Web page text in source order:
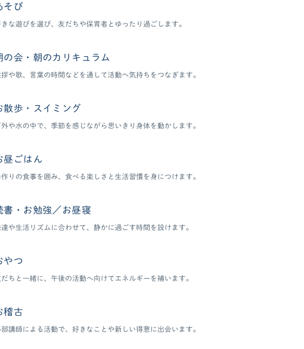
そび
きな遊びを選び、友だちや保育者とゆったり過ごします。
の会・朝のカリキュラム
拶や歌、言葉の時間などを通して活動へ気持ちをつなぎます。
散歩・スイミング
外や水の中で、季節を感じながら思いきり身体を動かします。
昼ごはん
作りの食事を囲み、食べる楽しさと生活習慣を身につけます。
書・お勉強／お昼寝
達や生活リズムに合わせて、静かに過ごす時間を設けます。
やつ
だちと一緒に、午後の活動へ向けてエネルギーを補います。
稽古
部講師による活動で、好きなことや新しい得意に出会います。